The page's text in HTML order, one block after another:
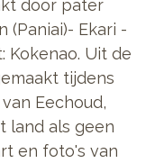
door pater
(Paniai)- Ekari -
Kokenao. Uit de
tijdens
Eechoud,
land als geen
en foto's van